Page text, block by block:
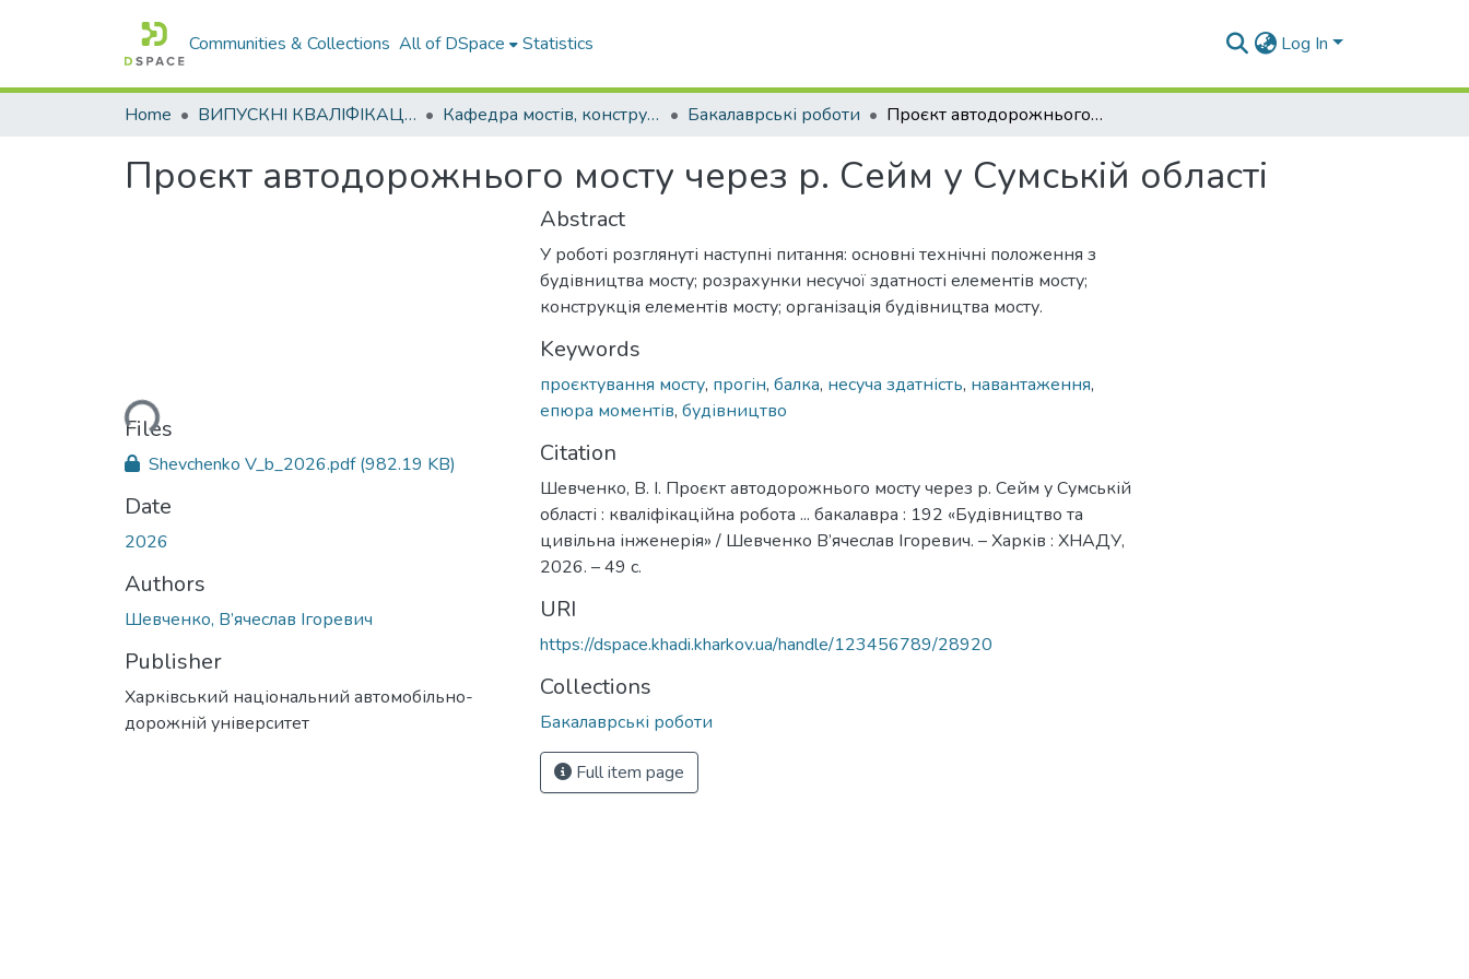
Communities & Collections All of DSpace Statistics Log In
Home ВИПУСКНІ КВАЛІФІКАЦІЙНІ РОБОТИ Кафедра мостів, конструкцій та будівельної механіки Бакалаврські роботи Проєкт автодорожнього мосту через р. Сейм у Сумській області
Проєкт автодорожнього мосту через р. Сейм у Сумській області
Loading...
Files
Shevchenko V_b_2026.pdf(982.19 KB)
Date
2026
Authors
Шевченко, В’ячеслав Ігоревич
Publisher
Харківський національний автомобільно-
дорожній університет
Abstract
У роботі розглянуті наступні питання: основні технічні положення з
будівництва мосту; розрахунки несучої здатності елементів мосту;
конструкція елементів мосту; організація будівництва мосту.
Keywords
проєктування мосту, прогін, балка, несуча здатність, навантаження,
епюра моментів, будівництво
Citation
Шевченко, В. І. Проєкт автодорожнього мосту через р. Сейм у Сумській
області : кваліфікаційна робота ... бакалавра : 192 «Будівництво та
цивільна інженерія» / Шевченко В’ячеслав Ігоревич. – Харків : ХНАДУ,
2026. – 49 с.
URI
https://dspace.khadi.kharkov.ua/handle/123456789/28920
Collections
Бакалаврські роботи
Full item page